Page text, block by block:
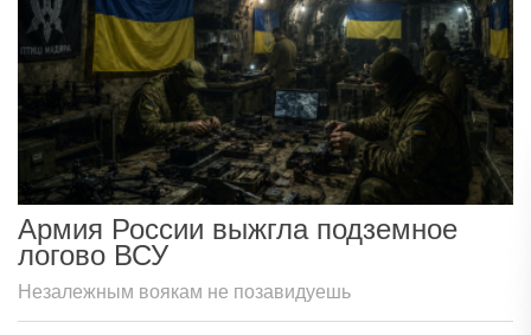
Армия России выжгла подземное
логово ВСУ
Незалежным воякам не позавидуешь